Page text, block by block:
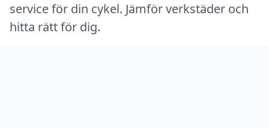
service för din cykel. Jämför verkstäder och
hitta rätt för dig.